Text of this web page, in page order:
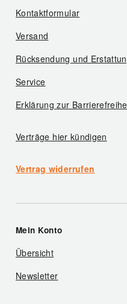
Kontaktformular
Versand
Rücksendung und
Service
Erklärung zur
Verträge hier kündigen
Vertrag widerrufen
Mein Konto
Übersicht
Newsletter